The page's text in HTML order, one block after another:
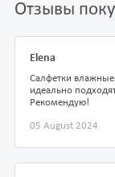
Отзывы
Elena
Салфетки
идеально
Рекомендую!
05 August 2024